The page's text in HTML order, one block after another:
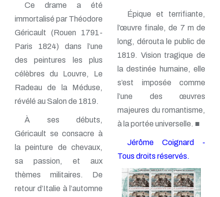
Ce drame a été
immortalisé par Théodore
Géricault (Rouen 1791-
Paris 1824) dans l’une
des peintures les plus
célèbres du Louvre, Le
Radeau de la Méduse,
révélé au Salon de 1819.
À ses débuts,
Géricault se consacre à
la peinture de chevaux,
sa passion, et aux
thèmes militaires. De
retour d’Italie à l’automne
Épique et terrifiante,
l’œuvre finale, de 7 m de
long, dérouta le public de
1819. Vision tragique de
la destinée humaine, elle
s’est imposée comme
l’une des œuvres
majeures du romantisme,
à la portée universelle. ■
Jérôme Coignard -
Tous droits réservés.